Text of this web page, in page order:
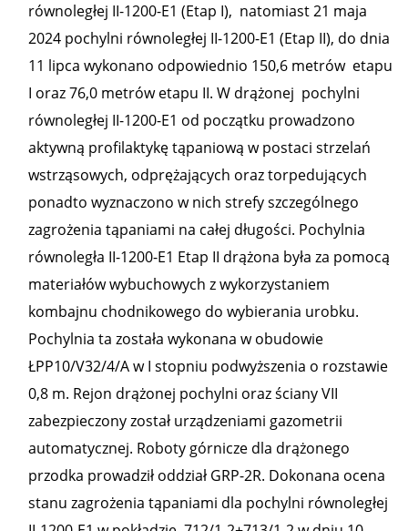
równoległej II-1200-E1 (Etap I), natomiast 21 maja
2024 pochylni równoległej II-1200-E1 (Etap II), do dnia
11 lipca wykonano odpowiednio 150,6 metrów etapu
I oraz 76,0 metrów etapu II. W drążonej pochylni
równoległej II-1200-E1 od początku prowadzono
aktywną profilaktykę tąpaniową w postaci strzelań
wstrząsowych, odprężających oraz torpedujących
ponadto wyznaczono w nich strefy szczególnego
zagrożenia tąpaniami na całej długości. Pochylnia
równoległa II-1200-E1 Etap II drążona była za pomocą
materiałów wybuchowych z wykorzystaniem
kombajnu chodnikowego do wybierania urobku.
Pochylnia ta została wykonana w obudowie
ŁPP10/V32/4/A w I stopniu podwyższenia o rozstawie
0,8 m. Rejon drążonej pochylni oraz ściany VII
zabezpieczony został urządzeniami gazometrii
automatycznej. Roboty górnicze dla drążonego
przodka prowadził oddział GRP-2R. Dokonana ocena
stanu zagrożenia tąpaniami dla pochylni równoległej